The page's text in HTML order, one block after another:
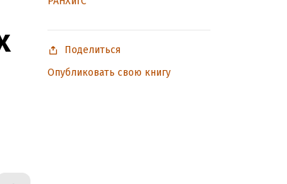
Поделиться
Опубликовать свою книгу